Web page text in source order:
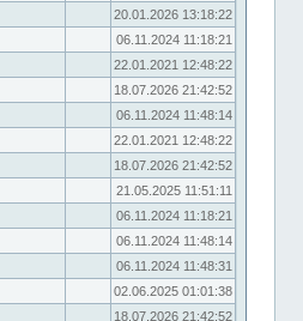
20.01.2026 13:18:22
06.11.2024 11:18:21
22.01.2021 12:48:22
18.07.2026 21:42:52
06.11.2024 11:48:14
22.01.2021 12:48:22
18.07.2026 21:42:52
21.05.2025 11:51:11
06.11.2024 11:18:21
06.11.2024 11:48:14
06.11.2024 11:48:31
02.06.2025 01:01:38
18.07.2026 21:42:52